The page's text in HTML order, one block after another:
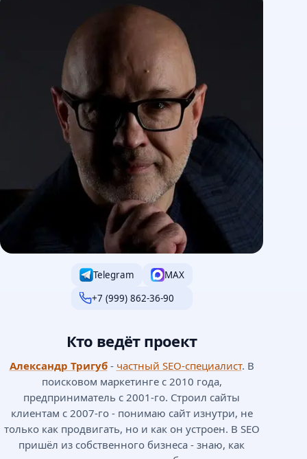
Telegram
MAX
+7 (999) 862-36-90
Кто ведёт проект
Александр Тригуб- частный SEO-специалист. В
поисковом маркетинге с 2010 года,
предприниматель с 2001-го. Строил сайты
клиентам с 2007-го - понимаю сайт изнутри, не
только как продвигать, но и как он устроен. В SEO
пришёл из собственного бизнеса - знаю, как